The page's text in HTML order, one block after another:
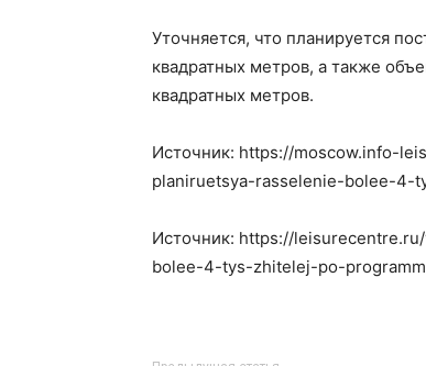
Уточняется, что планируется
квадратных метров, а также
квадратных метров.
Источник: https://moscow.info-
planiruetsya-rasselenie-bolee-4-
Источник: https://
bolee-4-tys-zhitelej-po-